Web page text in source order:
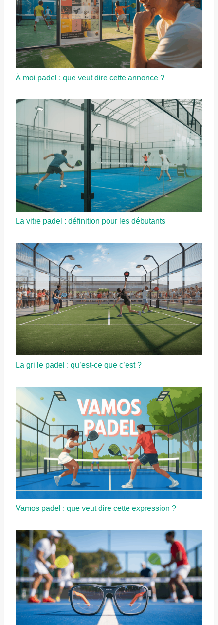
À moi padel : que veut dire cette annonce ?
La vitre padel : définition pour les débutants
La grille padel : qu’est-ce que c’est ?
Vamos padel : que veut dire cette expression ?